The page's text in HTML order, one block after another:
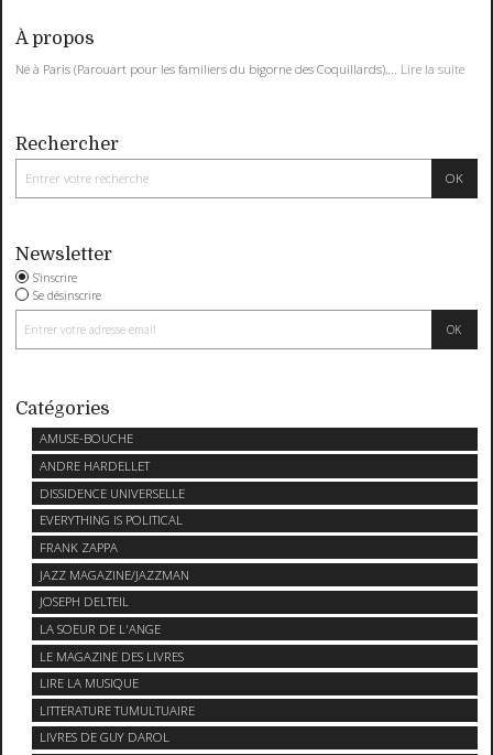
À propos
Né à Paris (Parouart pour les familiers du bigorne des Coquillards),... Lire la suite
Rechercher
Newsletter
S'inscrire
Se désinscrire
Catégories
AMUSE-BOUCHE
ANDRE HARDELLET
DISSIDENCE UNIVERSELLE
EVERYTHING IS POLITICAL
FRANK ZAPPA
JAZZ MAGAZINE/JAZZMAN
JOSEPH DELTEIL
LA SOEUR DE L'ANGE
LE MAGAZINE DES LIVRES
LIRE LA MUSIQUE
LITTERATURE TUMULTUAIRE
LIVRES DE GUY DAROL